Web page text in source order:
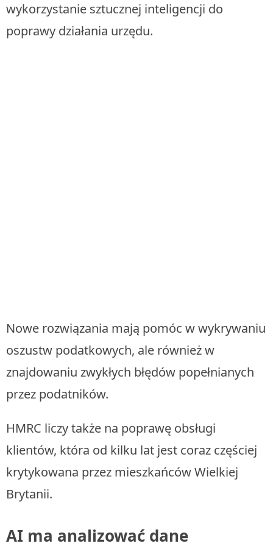
wykorzystanie sztucznej inteligencji do
poprawy działania urzędu.
Nowe rozwiązania mają pomóc w wykrywaniu
oszustw podatkowych, ale również w
znajdowaniu zwykłych błędów popełnianych
przez podatników.
HMRC liczy także na poprawę obsługi
klientów, która od kilku lat jest coraz częściej
krytykowana przez mieszkańców Wielkiej
Brytanii.
AI ma analizować dane